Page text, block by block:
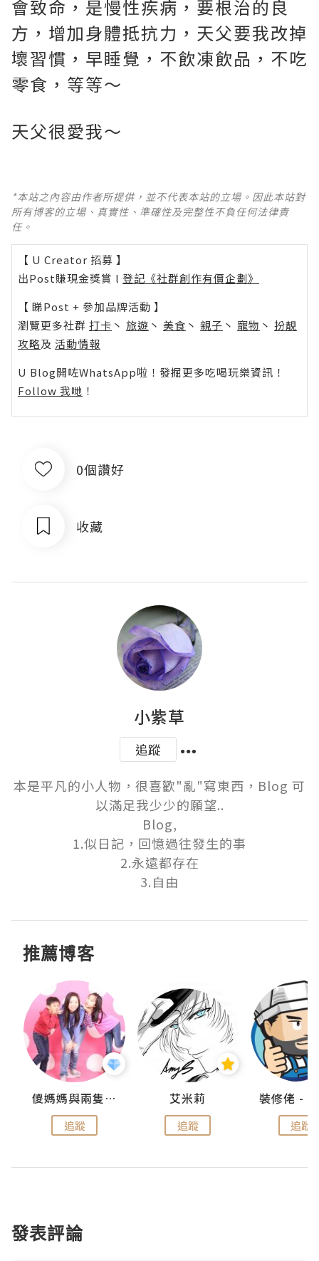
會致命，是慢性疾病，要根治的良
方，增加身體抵抗力，天父要我改掉
壞習慣，早睡覺，不飲凍飲品，不吃
零食，等等～
天父很愛我～
*本站之內容由作者所提供，並不代表本站的立場。因此本站對
所有博客的立場、真實性、準確性及完整性不負任何法律責
任。
【 U Creator 招募 】
出Post賺現金獎賞 l 登記《社群創作有價企劃》
【 睇Post + 參加品牌活動 】
瀏覽更多社群 打卡 丶 旅遊 丶 美食 丶 親子 丶 寵物 丶 扮靚
攻略及 活動情報
U Blog開咗WhatsApp啦！發掘更多吃喝玩樂資訊！
Follow 我哋 ！
0個讚好
收藏
小紫草
追蹤
本是平凡的小人物，很喜歡"亂"寫東西，Blog 可
以滿足我少少的願望..
Blog,
1.似日記，回憶過往發生的事
2.永遠都存在
3.自由
推薦博客
儍媽媽與兩隻小魔怪之家
追蹤
艾米莉
追蹤 追蹤
發表評論